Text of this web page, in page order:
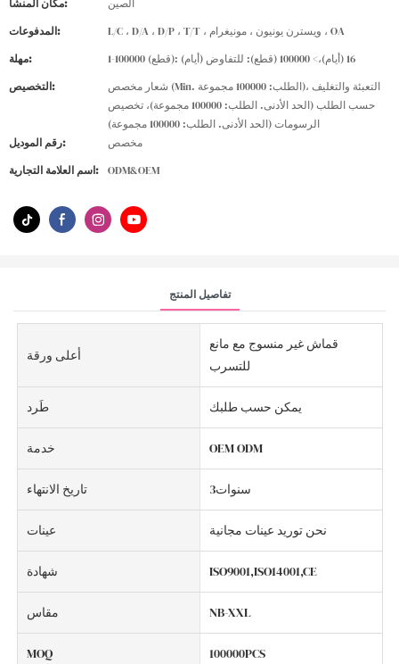
مكان المنشأ:
الصين
المدفوعات:
L/C ، D/A ، D/P ، T/T ، ويسترن يونيون ، مونيغرام ، OA
مهلة:
1-100000 (قطع): 16 (أيام)،> 100000 (قطع): للتفاوض (أيام)
التخصيص:
شعار مخصص (Min. الطلب: 100000 مجموعة)، التعبئة والتغليف
حسب الطلب (الحد الأدنى. الطلب: 100000 مجموعة)، تخصيص
الرسومات (الحد الأدنى. الطلب: 100000 مجموعة)
رقم الموديل:
مخصص
اسم العلامة التجارية:
ODM&OEM
تفاصيل المنتج
أعلى ورقة
قماش غير منسوج مع مانع
للتسرب
طَرد يمكن حسب طلبك
خدمة OEM ODM
تاريخ الانتهاء سنوات3
عينات نحن توريد عينات مجانية
شهادة ISO9001,ISO14001,CE
مقاس NB-XXL
MOQ 100000PCS